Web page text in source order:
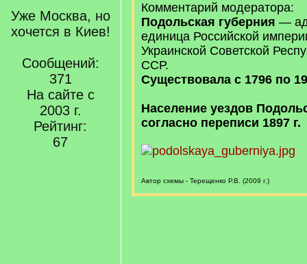
Уже Москва, но
хочется в Киев!
Сообщений:
371
На сайте с
2003 г.
Рейтинг:
67
Комментарий модератора:
Подольская губерния —
единица Российской
Украинской Советской
ССР.
Существовала с 1796 по
Население уездов
согласно переписи 1897 г.
Автор схемы - Терещенко Р.В. (2009 г.)